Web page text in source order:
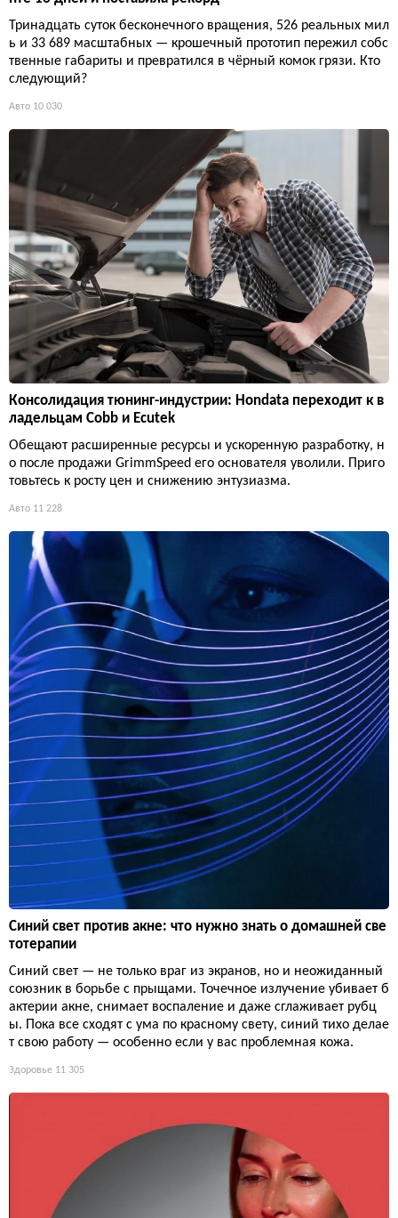
Тринадцать суток бесконечного вращения, 526 реальных мил
ь и 33 689 масштабных — крошечный прототип пережил собс
твенные габариты и превратился в чёрный комок грязи. Кто
следующий?
Авто 10 030
Консолидация тюнинг-индустрии: Hondata переходит к в
ладельцам Cobb и Ecutek
Обещают расширенные ресурсы и ускоренную разработку, н
о после продажи GrimmSpeed его основателя уволили. Приго
товьтесь к росту цен и снижению энтузиазма.
Авто 11 228
Синий свет против акне: что нужно знать о домашней све
тотерапии
Синий свет — не только враг из экранов, но и неожиданный
союзник в борьбе с прыщами. Точечное излучение убивает б
актерии акне, снимает воспаление и даже сглаживает рубц
ы. Пока все сходят с ума по красному свету, синий тихо делае
т свою работу — особенно если у вас проблемная кожа.
Здоровье 11 305